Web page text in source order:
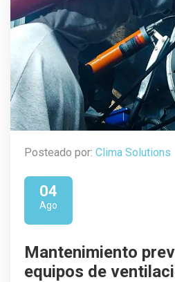
Posteado por: Clima Solutions
04
Ago
Mantenimiento
equipos de